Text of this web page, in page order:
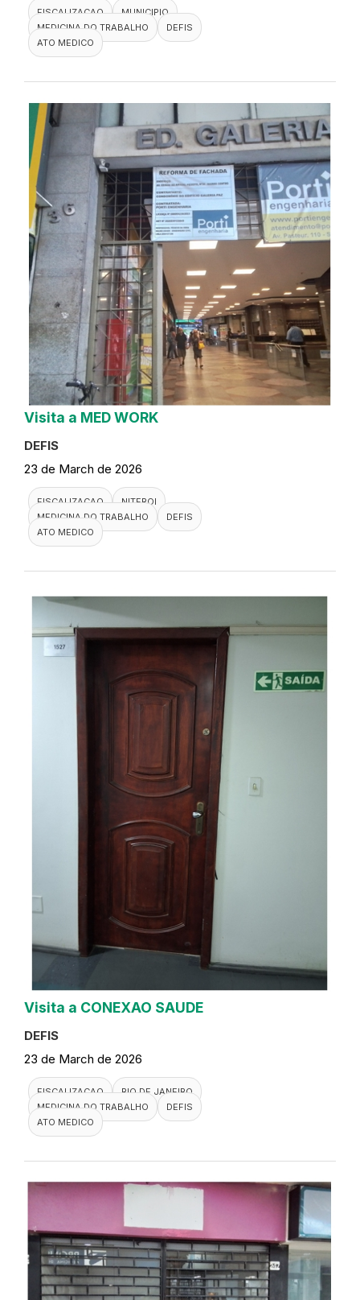
FISCALIZACAO
MUNICIPIO
MEDICINA DO TRABALHO
DEFIS
ATO MEDICO
Visita a MED WORK
DEFIS
23 de March de 2026
FISCALIZACAO
NITEROI
MEDICINA DO TRABALHO
DEFIS
ATO MEDICO
Visita a CONEXAO SAUDE
DEFIS
23 de March de 2026
FISCALIZACAO
RIO DE JANEIRO
MEDICINA DO TRABALHO
DEFIS
ATO MEDICO